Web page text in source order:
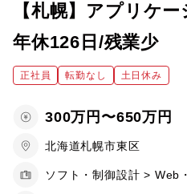
【札幌】アプリケ
年休126日/残業少
正社員 転勤なし 土日休み
300万円〜650万円
北海道札幌市東区
ソフト・制御設計 > Web